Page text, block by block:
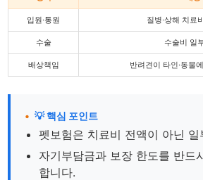
입원·통원 질병·상해 치료
수술 수술비 일
배상책임 반려견이 타인·동물
💡 핵심 포인트
펫보험은 치료비 전액이 아닌 일
자기부담금과 보장 한도를 반드
합니다.